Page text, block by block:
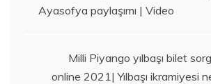
gezinmesi
Ayasofya paylaşımı | Video
Milli Piyango yılbaşı bilet
online 2021| Yılbaşı ikramiyesi